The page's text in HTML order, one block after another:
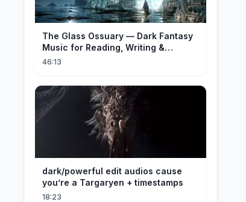
The Glass Ossuary — Dark Fantasy
Music for Reading, Writing &
Ancient Archives
46:13
dark/powerful edit audios cause
you’re a Targaryen + timestamps
18:23